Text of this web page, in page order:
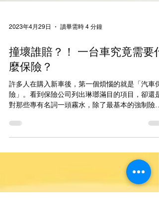
2023年4月29日 讀畢需時 4 分鐘
撞壞誰賠？！ 一台車究竟需要什
麼保險？
許多人在購入新車後，第一個煩惱的就是「汽車保
對那些專有名詞一頭霧水，除了最基本的強制險
外，什麼是第三人責任險和超額責任險呢？另外，
市面上常聽到的「乙式車險」又是什麼？而民眾在